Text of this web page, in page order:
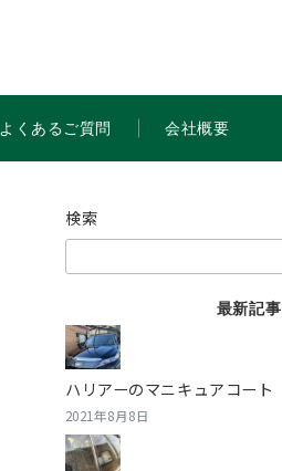
よくあるご質問 会社概要
検索
最新記事
ハリアーのマニキュアコート
2021年8月8日